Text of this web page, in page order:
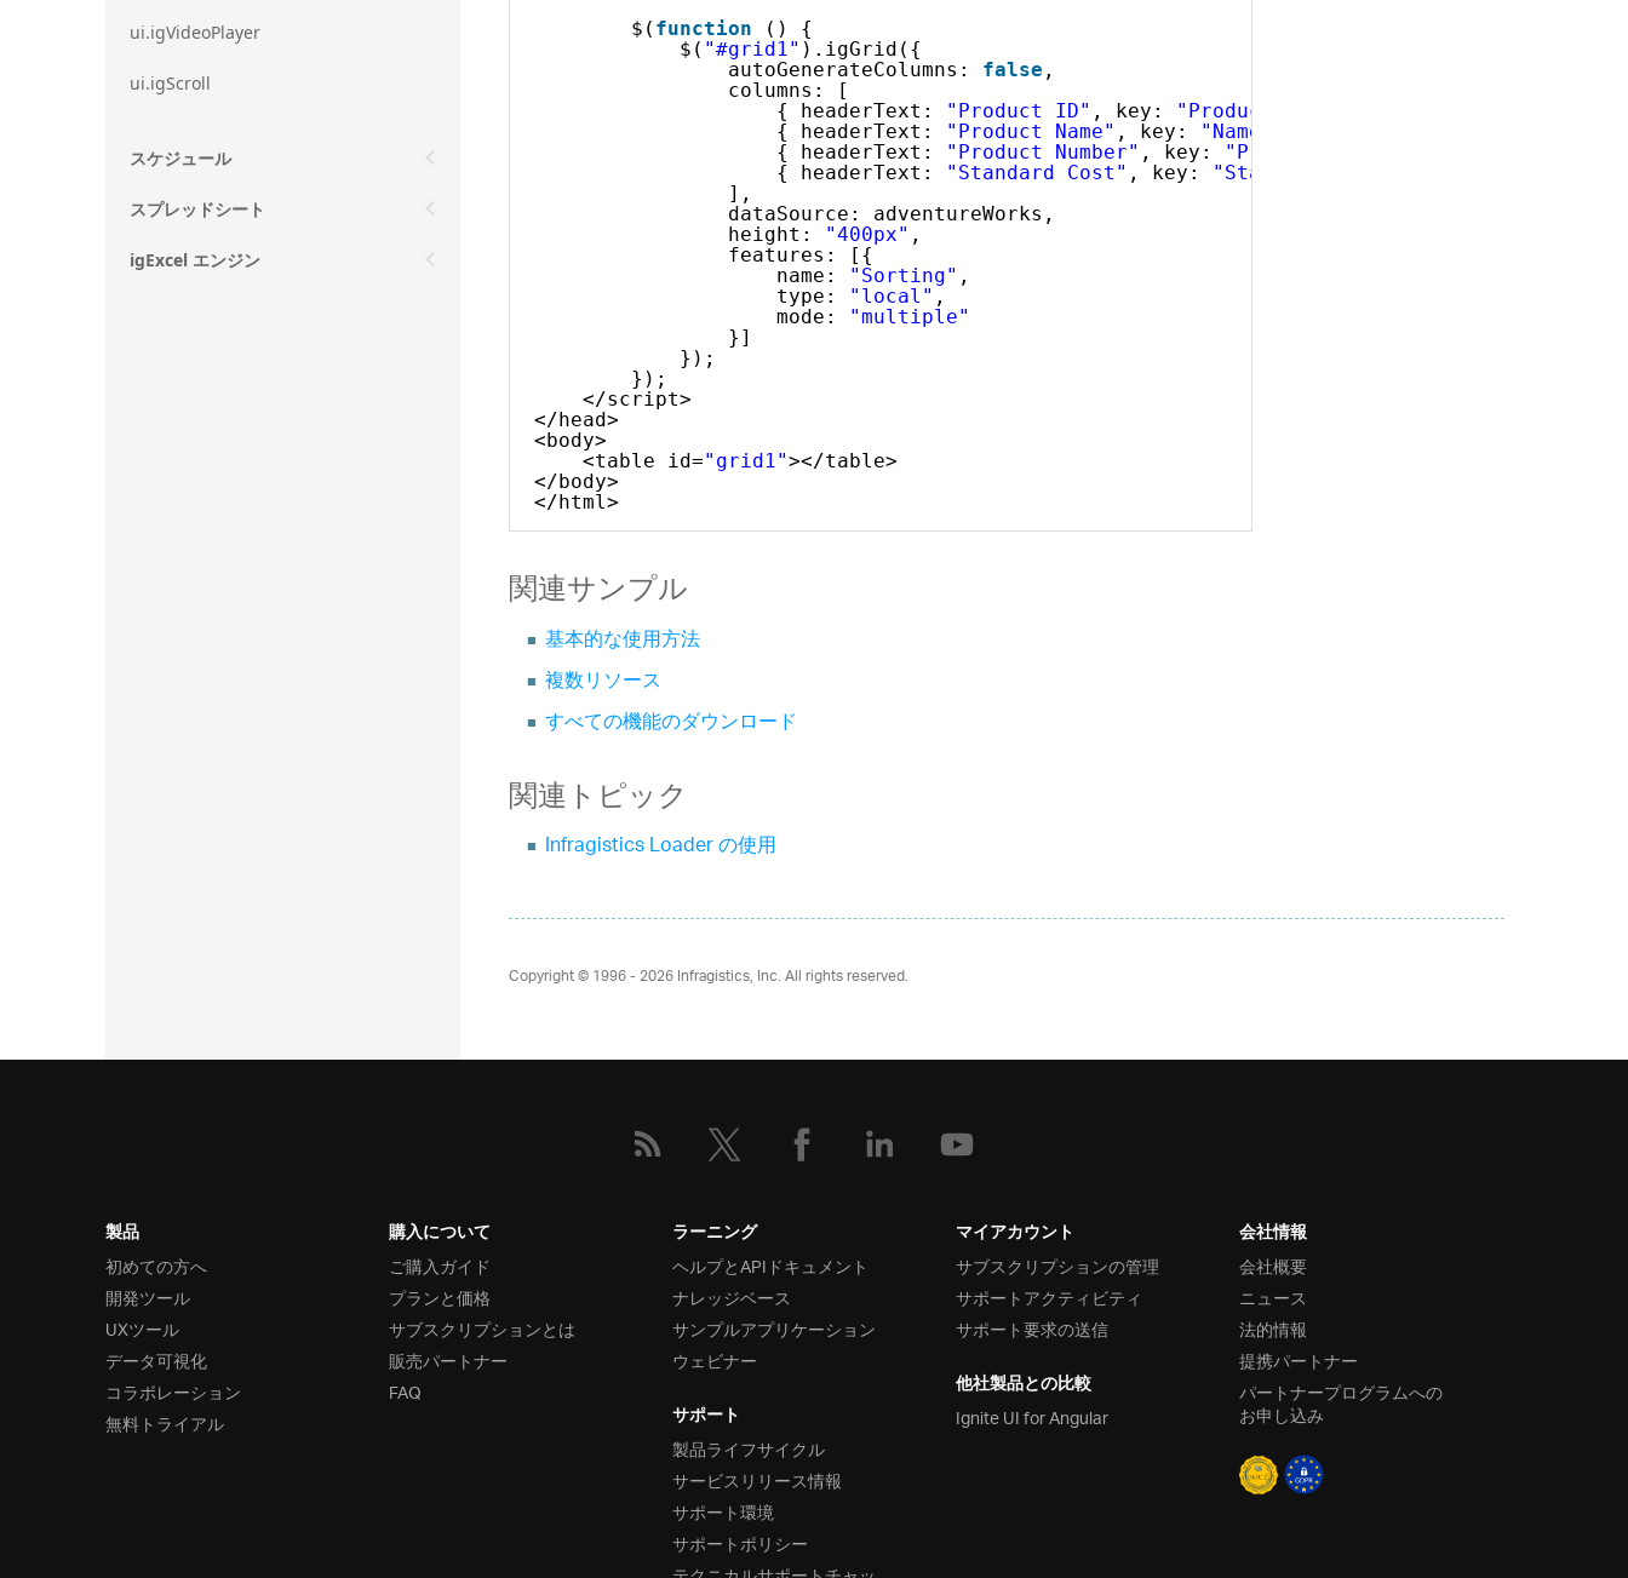
ui.igVideoPlayer
ui.igScroll
スケジュール
スプレッドシート
igExcel エンジン
$( function
() {
$( "#grid1" ).igGrid({
autoGenerateColumns: false ,
columns: [
{ headerText:
"Product ID" , key: "ProductID"
{ headerText:
"Product Name" , key: "Name"
{ headerText:
"Product Number" , key: "ProductNumber"
{ headerText:
"Standard Cost" , key: "StandardCost"
],
dataSource: adventureWorks,
height:
"400px" ,
features: [{
name:
"Sorting" ,
type:
"local" ,
mode:
"multiple"
}]
});
});
</script>
</head>
<body>
<table id="grid1"></table>
</body>
</html>
関連サンプル
基本的な使用方法
複数リソース
すべての機能のダウンロード
関連トピック
Infragistics Loader の使用
Copyright © 1996 - 2026Infragistics, Inc. All rights reserved.
製品
初めての方へ
開発ツール
UXツール
データ可視化
コラボレーション
無料トライアル
購入について
ご購入ガイド
プランと価格
サブスクリプションとは
販売パートナー
FAQ
ラーニング
ヘルプとAPIドキュメント
ナレッジベース
サンプルアプリケーション
ウェビナー
サポート
製品ライフサイクル
サービスリリース情報
サポート環境
サポートポリシー
マイアカウント
サブスクリプションの管理
サポートアクティビティ
サポート要求の送信
他社製品との比較
Ignite UI for Angular
会社情報
会社概要
ニュース
法的情報
提携パートナー
パートナープログラムへの
お申し込み